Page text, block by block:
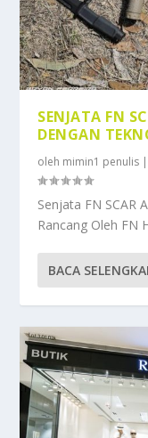
SENJATA FN
DENGAN
oleh mimin1 penulis |
Senjata FN SCAR
Rancang Oleh FN
BACA